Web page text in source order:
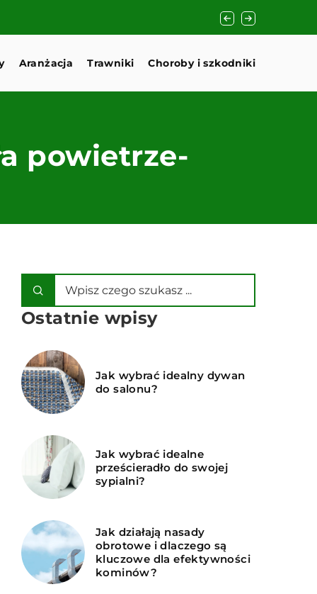
Jak wybrać
Aranżacja Trawniki Choroby i szkodniki
powietrze-
Ostatnie wpisy
Jak wybrać idealny dywan
do salonu?
Jak wybrać idealne
prześcieradło do swojej
sypialni?
Jak działają nasady
obrotowe i dlaczego są
kluczowe dla efektywności
kominów?